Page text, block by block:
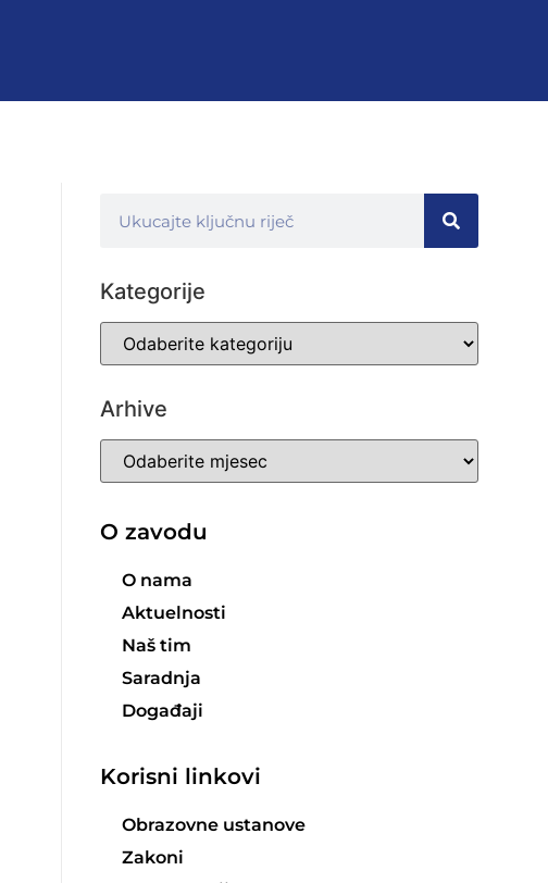
Kategorije
Arhive
O zavodu
O nama
Aktuelnosti
Naš tim
Saradnja
Događaji
Korisni linkovi
Obrazovne ustanove
Zakoni